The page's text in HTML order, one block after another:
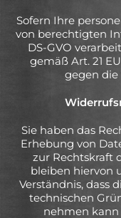
Sofern Ihre
von berechtigten
DS-GVO
gemäß Art. 21
gegen die
Sie haben das
Erhebung von
zur Rechtskraft
bleiben hiervon
Verständnis, dass
technischen
nehmen kann